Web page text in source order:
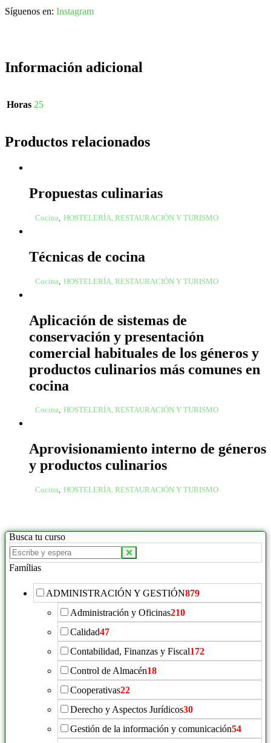
Síguenos en: Instagram
Información adicional
Horas 25
Productos relacionados
Propuestas culinarias
Cocina HOSTELERÍA, RESTAURACIÓN Y TURISMO
Técnicas de cocina
Cocina HOSTELERÍA, RESTAURACIÓN Y TURISMO
Aplicación de sistemas de
conservación y presentación
comercial habituales de los géneros y
productos culinarios más comunes en
cocina
Cocina, HOSTELERÍA, RESTAURACIÓN Y TURISMO
Aprovisionamiento interno de géneros
y productos culinarios
Cocina, HOSTELERÍA, RESTAURACIÓN Y TURISMO
Busca tu curso
Famílias
ADMINISTRACIÓN Y GESTIÓN879
Administración y Oficinas210
Calidad47
Contabilidad, Finanzas y Fiscal172
Control de Almacén18
Cooperativas22
Derecho y Aspectos Jurídicos30
Gestión de la información y comunicación54